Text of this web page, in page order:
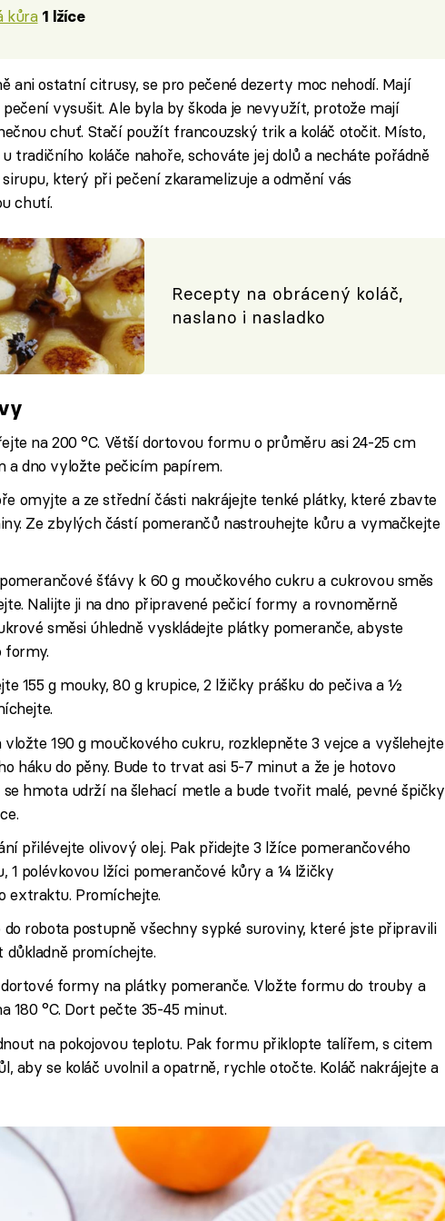
kůra 1 lžíce
ani ostatní citrusy, se pro pečené dezerty moc nehodí. Mají
vysušit. Ale byla by škoda je nevyužít, protože mají
chuť. Stačí použít francouzský trik a koláč otočit. Místo,
tradičního koláče nahoře, schováte jej dolů a necháte pořádně
který při pečení zkaramelizuje a odmění vás
chutí.
Recepty na obrácený koláč,
naslano i nasladko
na 200 °C. Větší dortovou formu o průměru asi 24-25 cm
a dno vyložte pečicím papírem.
omyjte a ze střední části nakrájejte tenké plátky, které zbavte
Ze zbylých částí pomerančů nastrouhejte kůru a vymačkejte
šťávy k 60 g moučkového cukru a cukrovou směs
Nalijte ji na dno připravené pečicí formy a rovnoměrně
směsi úhledně vyskládejte plátky pomeranče, abyste
formy.
155 g mouky, 80 g krupice, 2 lžičky prášku do pečiva a ½
190 g moučkového cukru, rozklepněte 3 vejce a vyšlehejte
háku do pěny. Bude to trvat asi 5-7 minut a že je hotovo
hmota udrží na šlehací metle a bude tvořit malé, pevné špičky
přilévejte olivový olej. Pak přidejte 3 lžíce pomerančového
1 polévkovou lžíci pomerančové kůry a ¼ lžičky
extraktu. Promíchejte.
robota postupně všechny sypké suroviny, které jste připravili
důkladně promíchejte.
dortové formy na plátky pomeranče. Vložte formu do trouby a
180 °C. Dort pečte 35-45 minut.
na pokojovou teplotu. Pak formu přiklopte talířem, s citem
aby se koláč uvolnil a opatrně, rychle otočte. Koláč nakrájejte a